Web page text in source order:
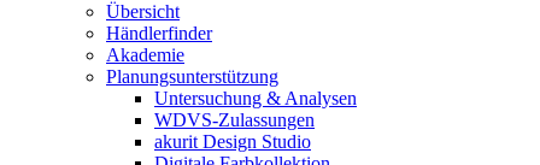
Übersicht
Händlerfinder
Akademie
Planungsunterstützung
Untersuchung & Analysen
WDVS-Zulassungen
akurit Design Studio